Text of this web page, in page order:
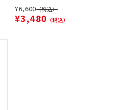
¥6,600（税込）
¥3,480 （税込）